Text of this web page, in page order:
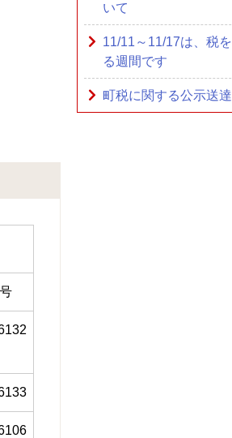
いて
11/11～11/17は、税を
る週間です
町税に関する公示送達